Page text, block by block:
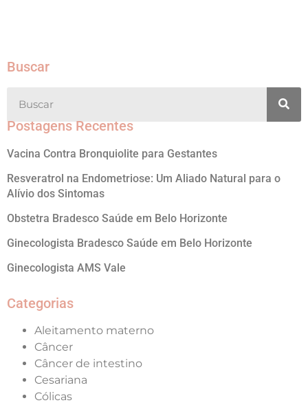
Buscar
Postagens Recentes
Vacina Contra Bronquiolite para Gestantes
Resveratrol na Endometriose: Um Aliado Natural para o
Alívio dos Sintomas
Obstetra Bradesco Saúde em Belo Horizonte
Ginecologista Bradesco Saúde em Belo Horizonte
Ginecologista AMS Vale
Categorias
Aleitamento materno
Câncer
Câncer de intestino
Cesariana
Cólicas